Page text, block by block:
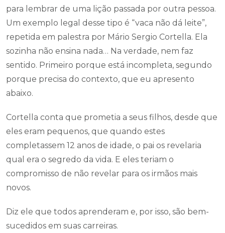
para lembrar de uma lição passada por outra pessoa.
Um exemplo legal desse tipo é “vaca não dá leite”,
repetida em palestra por Mário Sergio Cortella. Ela
sozinha não ensina nada… Na verdade, nem faz
sentido. Primeiro porque está incompleta, segundo
porque precisa do contexto, que eu apresento
abaixo.
Cortella conta que prometia a seus filhos, desde que
eles eram pequenos, que quando estes
completassem 12 anos de idade, o pai os revelaria
qual era o segredo da vida. E eles teriam o
compromisso de não revelar para os irmãos mais
novos.
Diz ele que todos aprenderam e, por isso, são bem-
sucedidos em suas carreiras.